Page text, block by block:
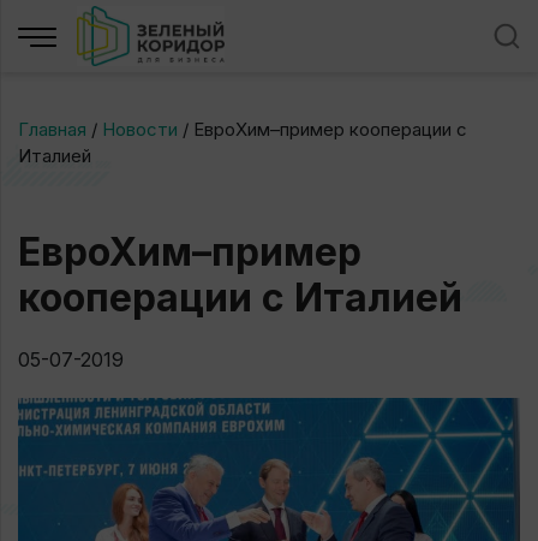
Главная / Новости / ЕвроХим–пример кооперации с
Италией
ЕвроХим–пример
кооперации с Италией
05-07-2019